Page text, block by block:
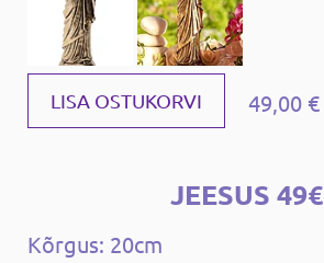
LISA OSTUKORVI 49,00 €
JEESUS 49€
Kõrgus: 20cm